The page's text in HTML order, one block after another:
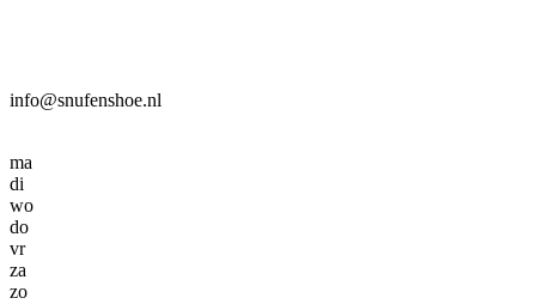
info@snufenshoe.nl
ma
di
wo
do
vr
za
zo